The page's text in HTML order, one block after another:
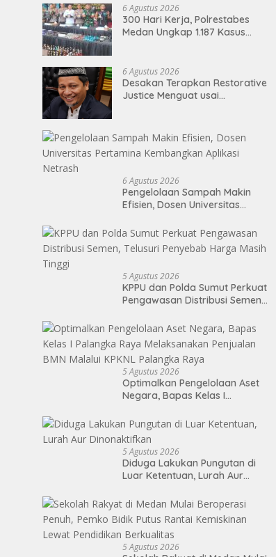
Nikmati Sekolah Permanen
6 Agustus 2026
300 Hari Kerja, Polrestabes
Medan Ungkap 1.187 Kasus
6 Agustus 2026
Desakan Terapkan Restorative
Justice Menguat usai
6 Agustus 2026
Pengelolaan Sampah Makin
Efisien, Dosen Universitas
Aplikasi Netrash
5 Agustus 2026
KPPU dan Polda Sumut Perkuat
Pengawasan Distribusi Semen,
Tinggi
5 Agustus 2026
Optimalkan Pengelolaan Aset
Negara, Bapas Kelas I
Penjualan BMN Malalui KPKNL
Palangka Raya
5 Agustus 2026
Diduga Lakukan Pungutan di
Luar Ketentuan, Lurah Aur
5 Agustus 2026